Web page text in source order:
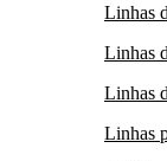
Linhas
Linhas
Linhas
Linhas